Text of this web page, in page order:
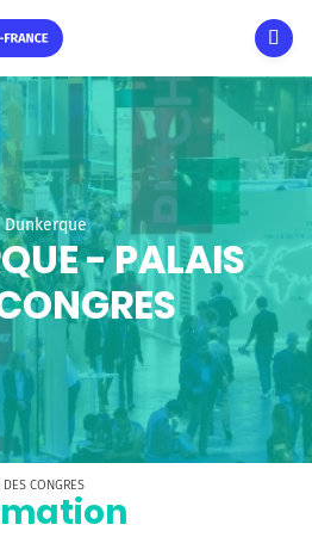
Dunkerque
- PALAIS
CONGRES